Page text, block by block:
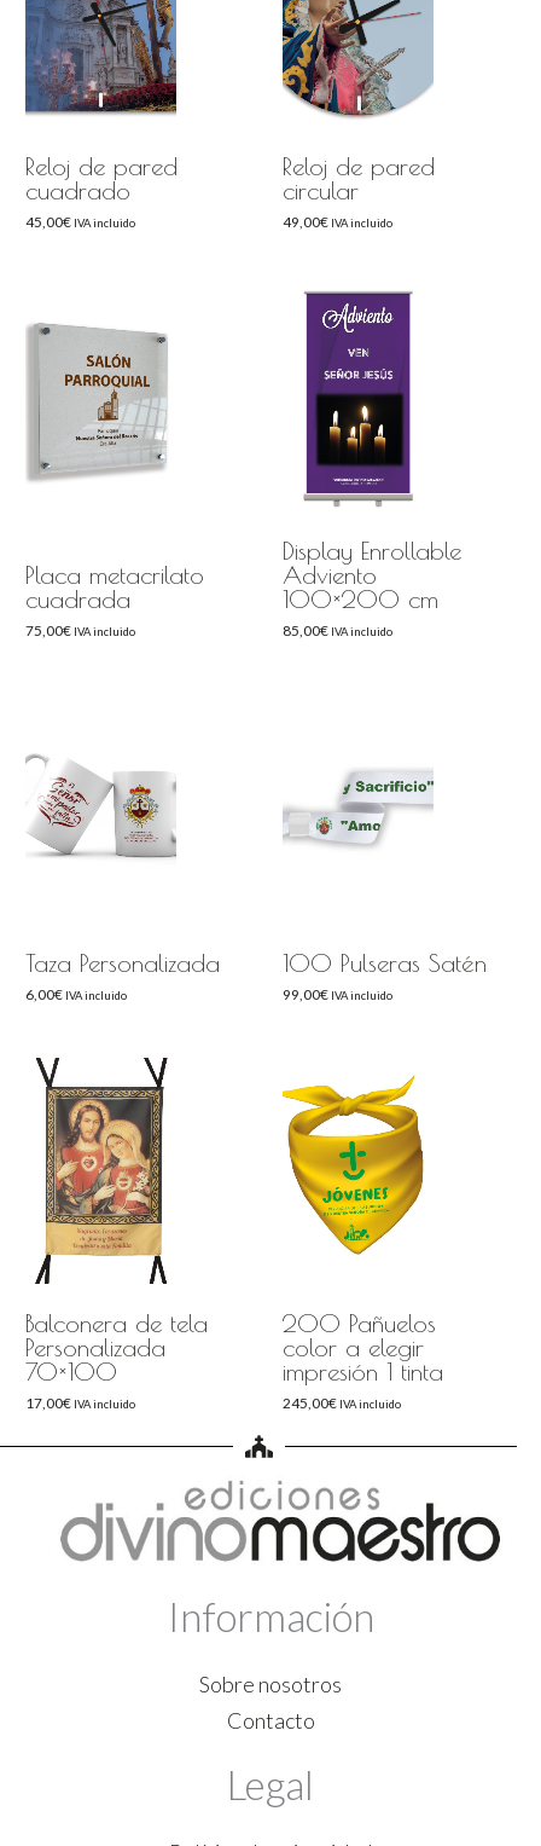
Reloj de pared
cuadrado
45,00€ IVA incluido
Reloj de pared
circular
49,00€ IVA incluido
Placa metacrilato
cuadrada
75,00€ IVA incluido
Display Enrollable
Adviento
100×200 cm
85,00€ IVA incluido
Taza Personalizada
6,00€ IVA incluido
100 Pulseras Satén
99,00€ IVA incluido
Balconera de tela
Personalizada
70×100
17,00€ IVA incluido
200 Pañuelos
color a elegir
impresión 1 tinta
245,00€ IVA incluido
Información
Sobre nosotros
Contacto
Legal